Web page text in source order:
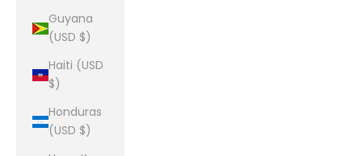
Guyana
(USD $)
Haiti (USD
$)
Honduras
(USD $)